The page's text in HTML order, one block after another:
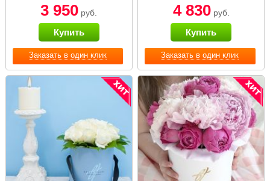
Заказать в один клик
коробке Small
3 950 руб.
Купить
Заказать в один клик
4 830руб.
Купить